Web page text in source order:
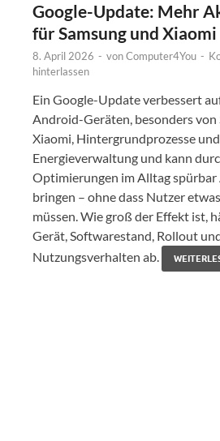
Google-Update: Mehr
für Samsung und Xiaomi
8. April 2026 - vonComputer4You -
hinterlassen
Ein Google-Update verbessert
Android-Geräten, besonders von
Xiaomi, Hintergrundprozesse und
Energieverwaltung und kann
Optimierungen im Alltag
bringen – ohne dass Nutzer
müssen. Wie groß der Effekt ist,
Gerät, Softwarestand, Rollout
Nutzungsverhalten ab.